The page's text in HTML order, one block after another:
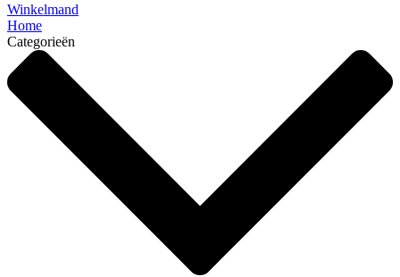
Winkelmand
Home
Categorieën